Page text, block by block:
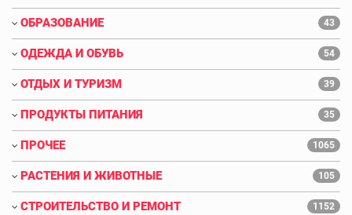
ОБРАЗОВАНИЕ 43
ОДЕЖДА И ОБУВЬ 54
ОТДЫХ И ТУРИЗМ 39
ПРОДУКТЫ ПИТАНИЯ 35
ПРОЧЕЕ 1065
РАСТЕНИЯ И ЖИВОТНЫЕ 105
СТРОИТЕЛЬСТВО И РЕМОНТ 1152